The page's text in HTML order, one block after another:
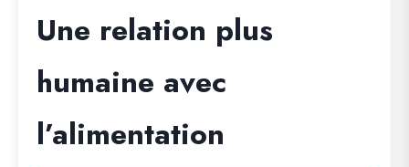
Une relation plus
humaine avec
l’alimentation